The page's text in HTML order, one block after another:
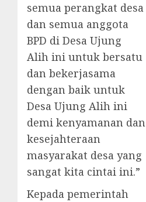
semua perangkat desa
dan semua anggota
BPD di Desa Ujung
Alih ini untuk bersatu
dan bekerjasama
dengan baik untuk
Desa Ujung Alih ini
demi kenyamanan dan
kesejahteraan
masyarakat desa yang
sangat kita cintai ini.”
Kepada pemerintah